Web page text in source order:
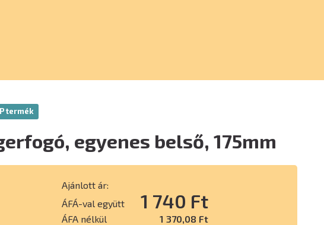
termék
egyenes belső, 175mm
Ajánlott ár:
ÁFÁ-val együtt
1 740 Ft
ÁFA nélkül 1 370,08 Ft